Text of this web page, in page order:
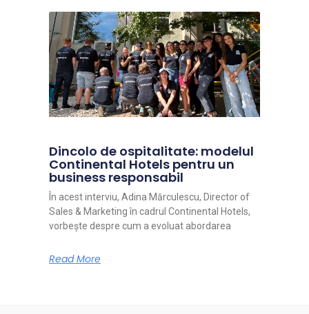
Dincolo de ospitalitate: modelul
Continental Hotels pentru un
business responsabil
În acest interviu, Adina Mărculescu, Director of
Sales & Marketing în cadrul Continental Hotels,
vorbește despre cum a evoluat abordarea
Read More